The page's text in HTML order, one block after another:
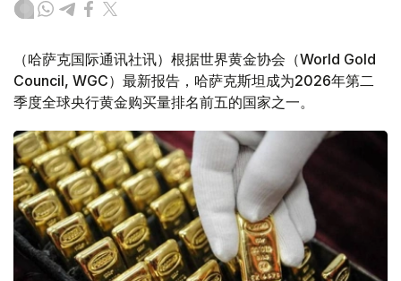
（哈萨克国际通讯社讯）根据世界黄金协会（World Gold
Council, WGC）最新报告，哈萨克斯坦成为2026年第二
季度全球央行黄金购买量排名前五的国家之一。